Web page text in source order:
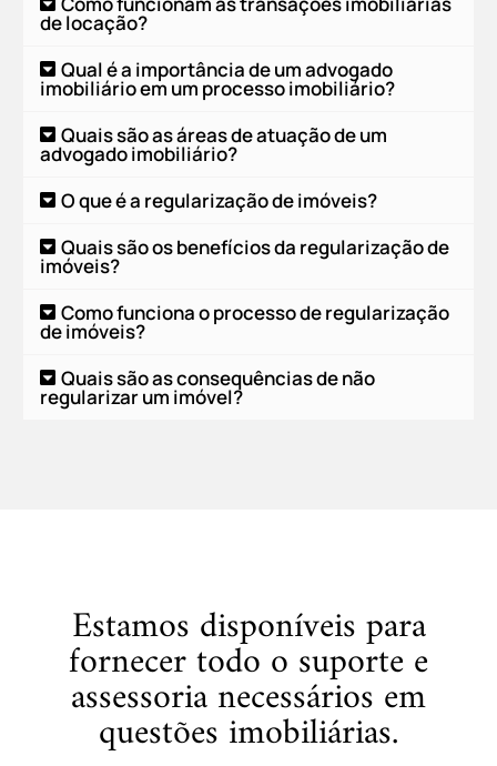
de locação?
Qual é a importância de um advogado
imobiliário em um processo imobiliário?
Quais são as áreas de atuação de um
advogado imobiliário?
O que é a regularização de imóveis?
Quais são os benefícios da regularização de
imóveis?
Como funciona o processo de regularização
de imóveis?
Quais são as consequências de não
regularizar um imóvel?
Estamos disponíveis para
fornecer todo o suporte e
assessoria necessários em
questões imobiliárias.